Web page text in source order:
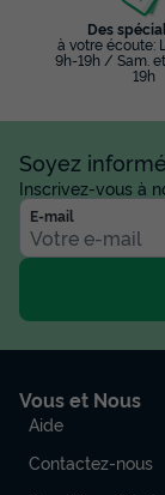
Des
à votre écoute:
9h-19h / Sam.
19h
Soyez
Inscrivez-vous à
E-mail
Vous et Nous
Aide
Contactez-nous